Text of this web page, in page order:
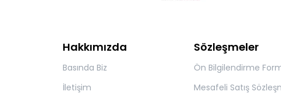
Hakkımızda
Basında Biz
İletişim
Sözleşmeler
Ön Bilgilendirme
Mesafeli Satış